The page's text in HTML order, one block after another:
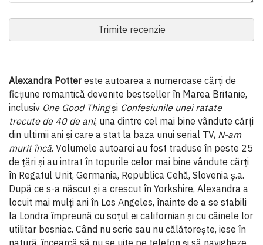
Trimite recenzie
Alexandra Pottereste autoarea a numeroase cărți de
ficțiune romantică devenite bestseller în Marea Britanie,
inclusiv One Good Thingși Confesiunile unei ratate
trecute de 40 de ani, una dintre cel mai bine vândute cărți
din ultimii ani și care a stat la baza unui serial TV, N-am
murit încă. Volumele autoarei au fost traduse în peste 25
de țări și au intrat în topurile celor mai bine vândute cărți
în Regatul Unit, Germania, Republica Cehă, Slovenia ș.a.
După ce s-a născut și a crescut în Yorkshire, Alexandra a
locuit mai mulți ani în Los Angeles, înainte de a se stabili
la Londra împreună cu soțul ei californian și cu câinele lor
utilitar bosniac. Când nu scrie sau nu călătorește, iese în
natură, încearcă să nu se uite pe telefon și să navigheze